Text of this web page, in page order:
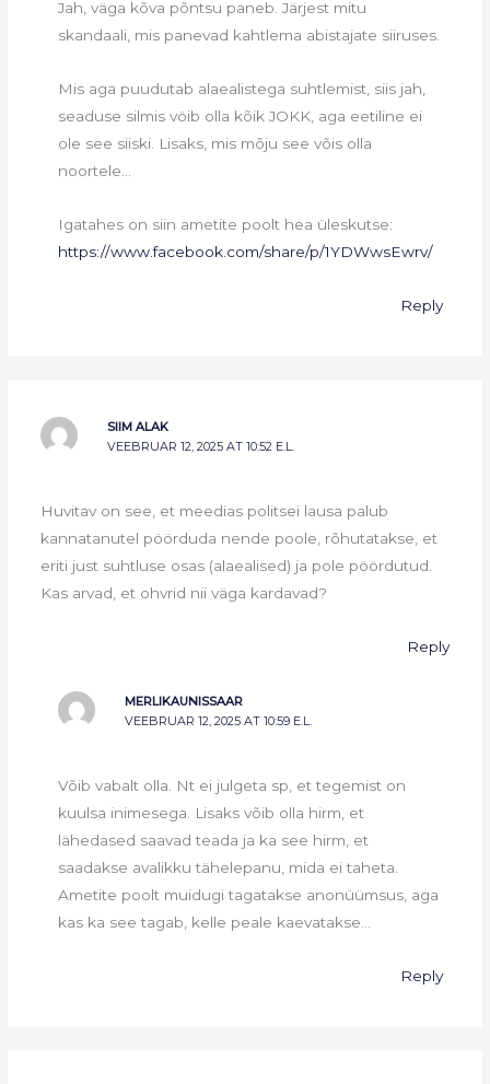
Jah, väga kõva põntsu paneb. Järjest mitu
skandaali, mis panevad kahtlema abistajate siiruses.
Mis aga puudutab alaealistega suhtlemist, siis jah,
seaduse silmis vöib olla kõik JOKK, aga eetiline ei
ole see siiski. Lisaks, mis mõju see võis olla
noortele…
Igatahes on siin ametite poolt hea üleskutse:
https://www.facebook.com/share/p/1YDWwsEwrv/
Reply
SIIM ALAK
VEEBRUAR 12, 2025 AT 10:52 E.L.
Huvitav on see, et meedias politsei lausa palub
kannatanutel pöörduda nende poole, rõhutatakse, et
eriti just suhtluse osas (alaealised) ja pole pöördutud.
Kas arvad, et ohvrid nii väga kardavad?
Reply
MERLIKAUNISSAAR
VEEBRUAR 12, 2025 AT 10:59 E.L.
Võib vabalt olla. Nt ei julgeta sp, et tegemist on
kuulsa inimesega. Lisaks võib olla hirm, et
lähedased saavad teada ja ka see hirm, et
saadakse avalikku tähelepanu, mida ei taheta.
Ametite poolt muidugi tagatakse anonüümsus, aga
kas ka see tagab, kelle peale kaevatakse…
Reply